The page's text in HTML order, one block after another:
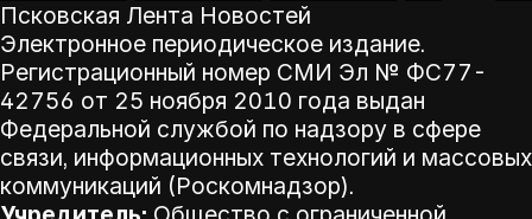
Псковская Лента Новостей
Электронное периодическое издание.
Регистрационный номер СМИ Эл № ФС77-
42756 от 25 ноября 2010 года выдан
Федеральной службой по надзору в сфере
связи, информационных технологий и массовых
коммуникаций (Роскомнадзор).